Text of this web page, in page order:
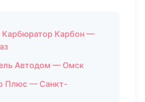
Карбюратор Карбон —
Автодом — Омск
Плюс — Санкт-